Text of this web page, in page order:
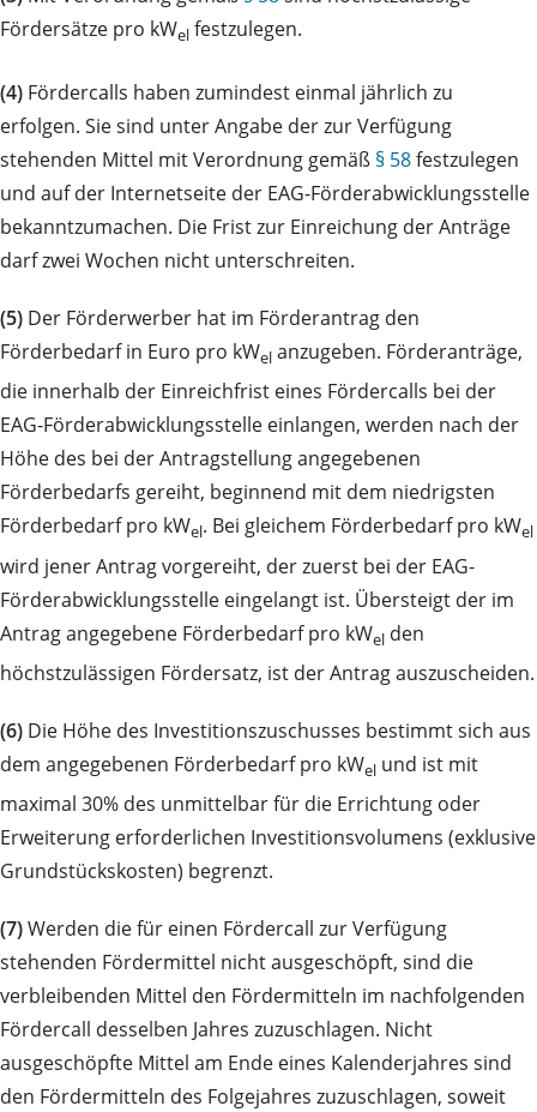
Fördersätze pro kWel festzulegen.
(4) Fördercalls haben zumindest einmal jährlich zu
erfolgen. Sie sind unter Angabe der zur Verfügung
stehenden Mittel mit Verordnung gemäß § 58festzulegen
und auf der Internetseite der EAG-Förderabwicklungsstelle
bekanntzumachen. Die Frist zur Einreichung der Anträge
darf zwei Wochen nicht unterschreiten.
(5) Der Förderwerber hat im Förderantrag den
Förderbedarf in Euro pro kWel anzugeben. Förderanträge,
die innerhalb der Einreichfrist eines Fördercalls bei der
EAG-Förderabwicklungsstelle einlangen, werden nach der
Höhe des bei der Antragstellung angegebenen
Förderbedarfs gereiht, beginnend mit dem niedrigsten
Förderbedarf pro kWel. Bei gleichem Förderbedarf pro kWel
wird jener Antrag vorgereiht, der zuerst bei der EAG-
Förderabwicklungsstelle eingelangt ist. Übersteigt der im
Antrag angegebene Förderbedarf pro kWel den
höchstzulässigen Fördersatz, ist der Antrag auszuscheiden.
(6) Die Höhe des Investitionszuschusses bestimmt sich aus
dem angegebenen Förderbedarf pro kWel und ist mit
maximal 30% des unmittelbar für die Errichtung oder
Erweiterung erforderlichen Investitionsvolumens (exklusive
Grundstückskosten) begrenzt.
(7)Werden die für einen Fördercall zur Verfügung
stehenden Fördermittel nicht ausgeschöpft, sind die
verbleibenden Mittel den Fördermitteln im nachfolgenden
Fördercall desselben Jahres zuzuschlagen. Nicht
ausgeschöpfte Mittel am Ende eines Kalenderjahres sind
den Fördermitteln des Folgejahres zuzuschlagen, soweit